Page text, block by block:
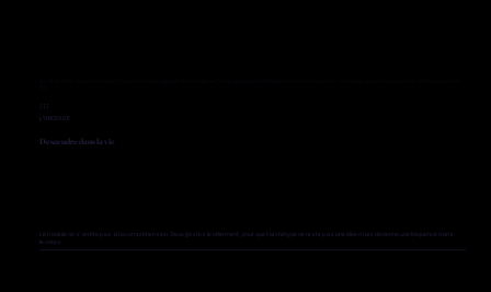
III
L'ANCRAGE
Descendre dans la vie
Le module ne s'arrête pas à la compréhension. Deux gestes le referment, pour que l'archétype ne reste pas une idée mais devienne une fréquence dans
le corps.